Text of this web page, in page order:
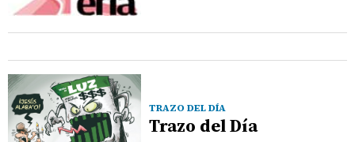
TRAZO DEL DÍA
Trazo del Día